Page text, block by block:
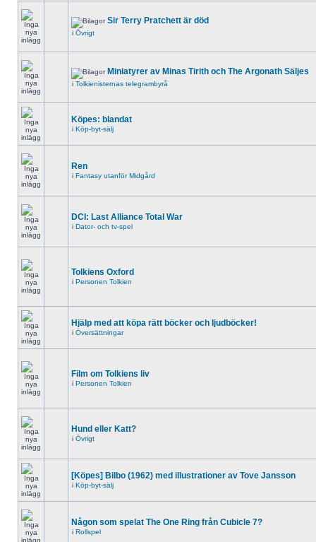
Sir Terry Pratchett är död
i Övrigt
Miniatyrer av Minas Tirith och The Argonath Säljes
i Tolkienisternas telegrambyrå
Köpes: blandat
i Köp-byt-sälj
Ren
i Fantasy utanför Midgård
DCI: Last Alliance Total War
i Dator- och tv-spel
Tolkiens Oxford
i Personen Tolkien
Hjälp med att köpa rätt böcker och ljudböcker!
i Översättningar
Film om Tolkiens liv
i Personen Tolkien
Hund eller Katt?
i Övrigt
[Köpes] Bilbo (1962) med illustrationer av Tove Jansson
i Köp-byt-sälj
Någon som spelat The One Ring från Cubicle 7?
i Rollspel